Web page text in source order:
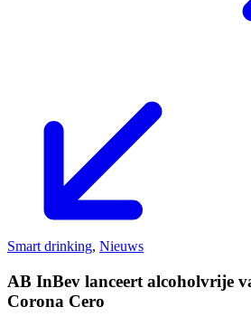
Smart drinking, Nieuws
AB InBev lanceert alcoholvrije
Corona Cero